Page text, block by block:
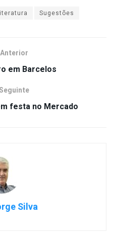
Sugestões
em Barcelos
festa no Mercado
Silva